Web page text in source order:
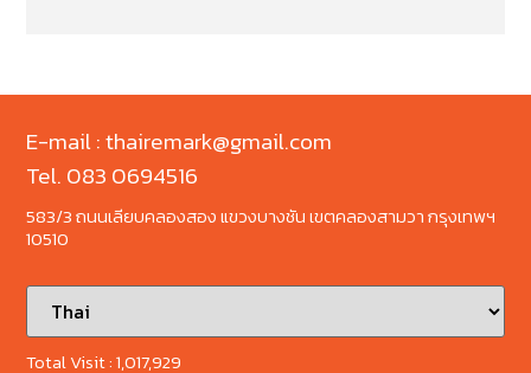
E-mail : thairemark@gmail.com
Tel. 083 0694516
583/3 ถนนเลียบคลองสอง แขวงบางชัน เขตคลองสามวา กรุงเทพฯ
10510
Total Visit :1,017,929